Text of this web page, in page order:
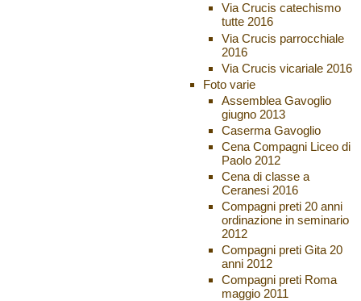
Via Crucis catechismo
tutte 2016
Via Crucis parrocchiale
2016
Via Crucis vicariale 2016
Foto varie
Assemblea Gavoglio
giugno 2013
Caserma Gavoglio
Cena Compagni Liceo di
Paolo 2012
Cena di classe a
Ceranesi 2016
Compagni preti 20 anni
ordinazione in seminario
2012
Compagni preti Gita 20
anni 2012
Compagni preti Roma
maggio 2011